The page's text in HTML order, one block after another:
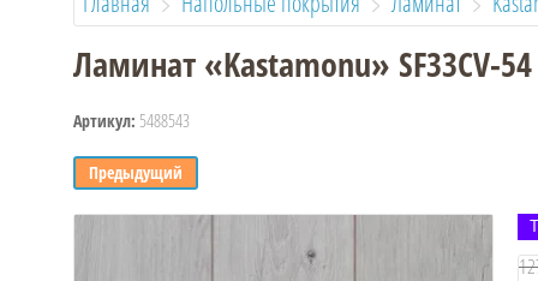
Ламинат «Kastamonu» SF33СV-
Артикул: 5488543
Предыдущий